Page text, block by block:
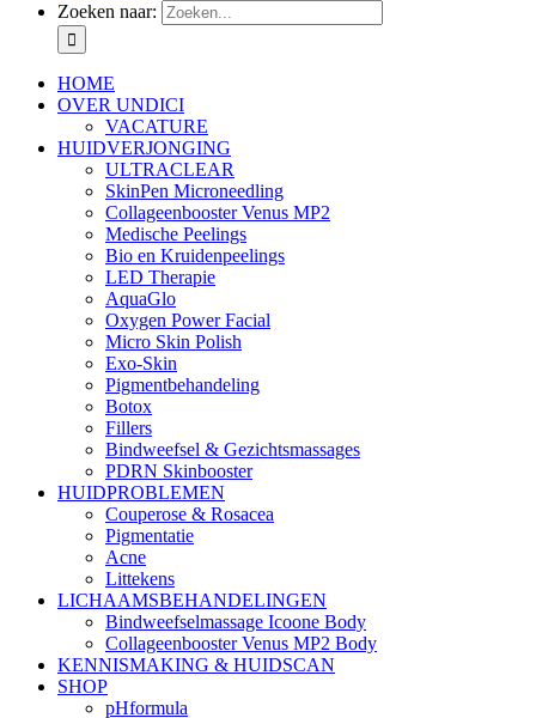
Zoeken naar:
HOME
OVER UNDICI
VACATURE
HUIDVERJONGING
ULTRACLEAR
SkinPen Microneedling
Collageenbooster Venus MP2
Medische Peelings
Bio en Kruidenpeelings
LED Therapie
AquaGlo
Oxygen Power Facial
Micro Skin Polish
Exo-Skin
Pigmentbehandeling
Botox
Fillers
Bindweefsel & Gezichtsmassages
PDRN Skinbooster
HUIDPROBLEMEN
Couperose & Rosacea
Pigmentatie
Acne
Littekens
LICHAAMSBEHANDELINGEN
Bindweefselmassage Icoone Body
Collageenbooster Venus MP2 Body
KENNISMAKING & HUIDSCAN
SHOP
pHformula